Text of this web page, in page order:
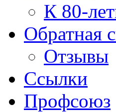
К 80-
Обратная
Отзывы
Ссылки
Профсоюз